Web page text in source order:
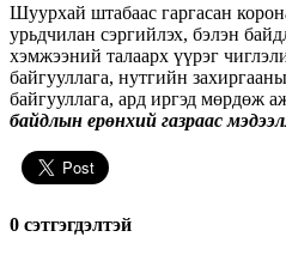
Шуурхай штабаас гаргасан
урьдчилан сэргийлэх, бэлэн
хэмжээний талаарх үүрэг
байгууллага, нутгийн
байгууллага, ард иргэд мөрдөж
байдлын ерөнхий газраас
0 cэтгэгдэлтэй